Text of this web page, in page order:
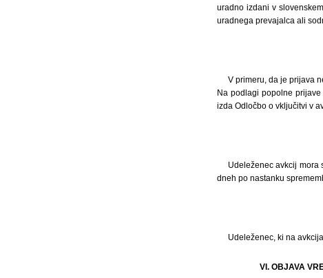
uradno izdani v
uradnega prevajalca ali
V primeru, da je prijava
Na podlagi popolne
izda Odločbo o vključitvi v
Udeleženec avkcij mora
dneh po nastanku
Udeleženec, ki na
VI. OBJAVA